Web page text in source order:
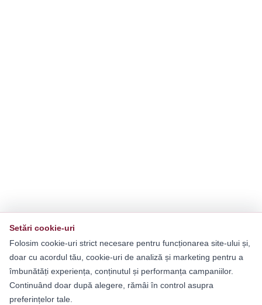
Setări cookie-uri
Folosim cookie-uri strict necesare pentru funcționarea site-ului și,
doar cu acordul tău, cookie-uri de analiză și marketing pentru a
îmbunătăți experiența, conținutul și performanța campaniilor.
Continuând doar după alegere, rămâi în control asupra
preferințelor tale.